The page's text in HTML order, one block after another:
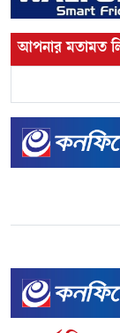
আপনার মতামত